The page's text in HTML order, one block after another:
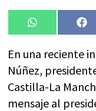
Compartir
en
WhatsApp
En una reciente
Núñez,
Castilla-La
mensaje al